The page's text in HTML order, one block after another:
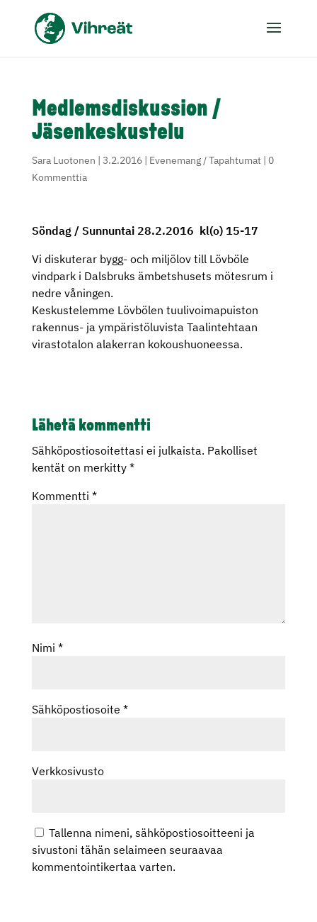
Medlemsdiskussion /
Jäsenkeskustelu
Sara Luotonen | 3.2.2016| Evenemang / Tapahtumat| 0
Kommenttia
Söndag / Sunnuntai 28.2.2016 kl(o) 15-17
Vi diskuterar bygg- och miljölov till Lövböle
vindpark i Dalsbruks ämbetshusets mötesrum i
nedre våningen.
Keskustelemme Lövbölen tuulivoimapuiston
rakennus- ja ympäristöluvista Taalintehtaan
virastotalon alakerran kokoushuoneessa.
Lähetä kommentti
Sähköpostiosoitettasi ei julkaista. Pakolliset
kentät on merkitty *
Kommentti *
Nimi *
Sähköpostiosoite *
Verkkosivusto
Tallenna nimeni, sähköpostiosoitteeni ja
sivustoni tähän selaimeen seuraavaa
kommentointikertaa varten.